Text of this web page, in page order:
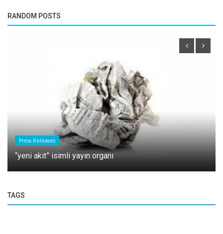
RANDOM POSTS
Press Releases
“yeni akit” isimli yayın organı
TAGS